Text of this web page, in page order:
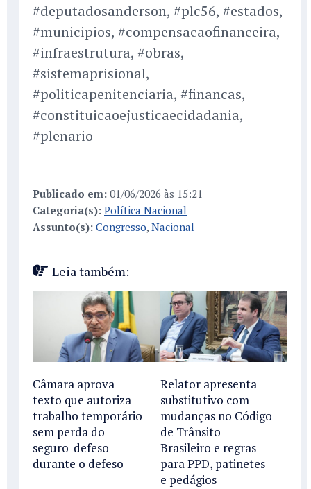
#deputadosanderson, #plc56, #estados,
#municipios, #compensacaofinanceira,
#infraestrutura, #obras,
#sistemaprisional,
#politicapenitenciaria, #financas,
#constituicaoejusticaecidadania,
#plenario
Publicado em: 01/06/2026 às 15:21
Categoria(s): Política Nacional
Assunto(s): Congresso, Nacional
Leia também:
Câmara aprova
texto que autoriza
trabalho temporário
sem perda do
seguro-defeso
durante o defeso
Relator apresenta
substitutivo com
mudanças no Código
de Trânsito
Brasileiro e regras
para PPD, patinetes
e pedágios